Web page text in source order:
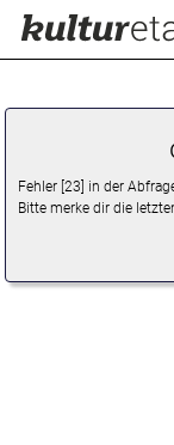
Fehler [23] in der
Bitte merke dir die